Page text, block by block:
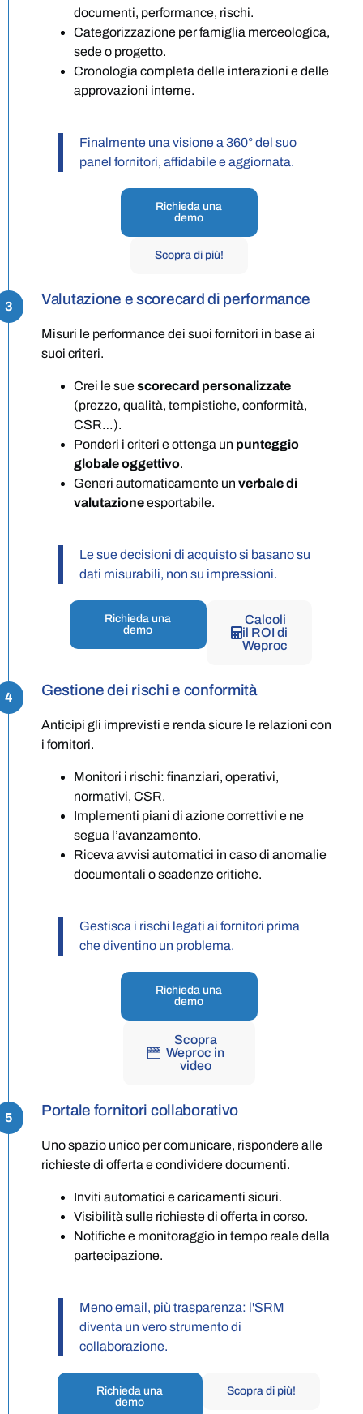
documenti, performance, rischi.
Categorizzazione per famiglia merceologica,
sede o progetto.
Cronologia completa delle interazioni e delle
approvazioni interne.
Finalmente una visione a 360° del suo
panel fornitori, affidabile e aggiornata.
Richieda una
demo
Scopra di più!
Valutazione e scorecard di performance
3
Misuri le performance dei suoi fornitori in base ai
suoi criteri.
Crei le suescorecard personalizzate
(prezzo, qualità, tempistiche, conformità,
CSR…).
Ponderi i criteri e ottenga un punteggio
globale oggettivo.
Generi automaticamente un verbale di
valutazioneesportabile.
Le sue decisioni di acquisto si basano su
dati misurabili, non su impressioni.
Richieda una
demo
Calcoli
il ROI di
Weproc
Gestione dei rischi e conformità
4
Anticipi gli imprevisti e renda sicure le relazioni con
i fornitori.
Monitori i rischi: finanziari, operativi,
normativi, CSR.
Implementi piani di azione correttivi e ne
segua l’avanzamento.
Riceva avvisi automatici in caso di anomalie
documentali o scadenze critiche.
Gestisca i rischi legati ai fornitori prima
che diventino un problema.
Richieda una
demo
Scopra
Weproc in
video
Portale fornitori collaborativo
5
Uno spazio unico per comunicare, rispondere alle
richieste di offerta e condividere documenti.
Inviti automatici e caricamenti sicuri.
Visibilità sulle richieste di offerta in corso.
Notifiche e monitoraggio in tempo reale della
partecipazione.
Meno email, più trasparenza: l'SRM
diventa un vero strumento di
collaborazione.
Richieda una
demo
Scopra di più!